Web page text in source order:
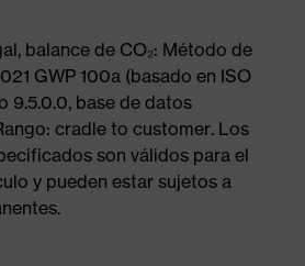
balance de CO₂: Método de
GWP 100a (basado en ISO
9.5.0.0, base de datos
cradle to customer. Los
son válidos para el
y pueden estar sujetos a